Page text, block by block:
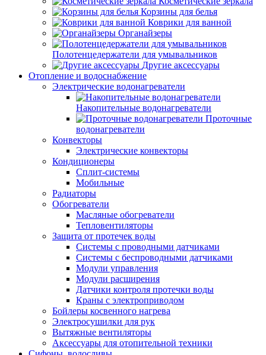
Корзины для белья
Коврики для ванной
Органайзеры
Полотенцедержатели для умывальников
Другие аксессуары
Отопление и водоснабжение
Электрические водонагреватели
Накопительные водонагреватели
Проточные
водонагреватели
Конвекторы
Электрические конвекторы
Кондиционеры
Сплит-системы
Мобильные
Радиаторы
Обогреватели
Масляные обогреватели
Тепловентиляторы
Защита от протечек воды
Системы с проводными датчиками
Системы с беспроводными датчиками
Модули управления
Модули расширения
Датчики контроля протечки воды
Краны с электроприводом
Бойлеры косвенного нагрева
Электросушилки для рук
Вытяжные вентиляторы
Аксессуары для отопительной техники